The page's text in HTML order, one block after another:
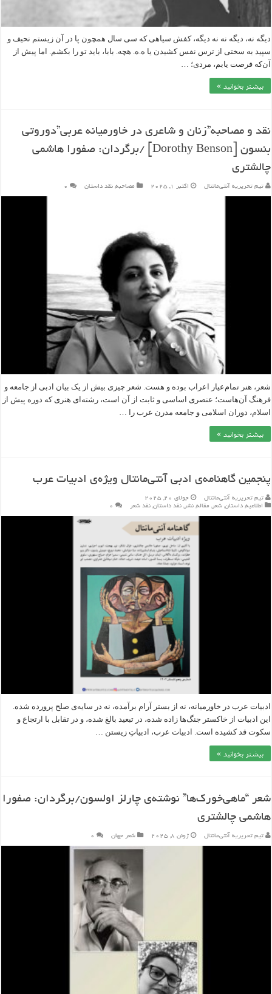
دیگه نه، دیگه نه نه دیگه، کفش سیاهی که سی سال همچون پا در آن زیستم نحیف و
سپید به سختی از ترس نفس کشیدن یا ه.ه. هچه. بابا، باید تو را بکشم. اما پیش از
آن‌که فرصت یابم، مردی؛ …
بیشتر بخوانید »
نقد و مصاحبه”زنان و شاعری در خاورمیانه عربی”دوروتی
بنسون [Dorothy Benson] /برگردان: صفورا هاشمی
چالشتری
تیم تحریریه آنتی‌مانتال اکتبر 1, 2025 مصاحبه,نقد داستان ۰
شعر، هنر تمام‌عیار اعراب بوده و هست. شعر چیزی بیش از یک بیان ادبی از جامعه و
فرهنگ آن‌هاست؛ عنصری اساسی و ثابت از آن است، رشته‌ای هنری که دوره پیش از
اسلام، دوران اسلامی و جامعه مدرن عرب را …
بیشتر بخوانید »
پنجمین گاهنامه‌ی ادبی آنتی‌مانتال ویژه‌ی ادبیات عرب
تیم تحریریه آنتی‌مانتال
جولای 20, 2025
اطلاعیه,داستان,شعر, مقاله,نشر,نقد داستان,نقد شعر ۰
ادبیات عرب در خاورمیانه، نه از بستر آرام برآمده، نه در سایه‌ی صلح پرورده شده.
این ادبیات از خاکستر جنگ‌ها زاده شده، در تبعید بالغ شده، و در تقابل با ارتجاع و
سکوت قد کشیده است. ادبیات عرب، ادبیاتِ زیستن …
بیشتر بخوانید »
شعر “ماهی‌خورک‌ها” نوشته‌ی چارلز اولسون/برگردان: صفورا
هاشمی چالشتری
تیم تحریریه آنتی‌مانتال ژوئن 8, 2025 شعر جهان ۰